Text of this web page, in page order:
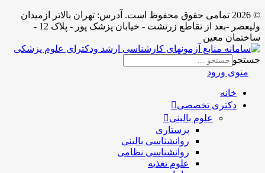
© 2026 تمامی حقوق محفوظ است. آدرس:‌ تهران بالاتر ازمیدان
ولیعصر -بعد از تقاطع زرتشت - خیابان پزشک پور - پلاک 12 -
ساختمان معین
جستجو
منوی ورود
خانه
دکتری تخصصی
علوم بالینی
پرستاری
روانشناسی بالینی
روانشناسی نظامی
علوم تغذیه